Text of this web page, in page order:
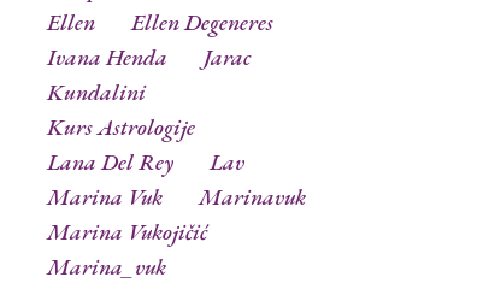
Ellen
Ellen Degeneres
Ivana Henda
Jarac
Kundalini
Kurs Astrologije
Lana Del Rey
Lav
Marina Vuk
Marinavuk
Marina Vukojičić
Marina_vuk